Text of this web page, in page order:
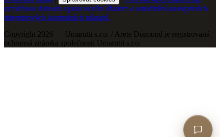
uzavřenou dohodu s puncovním úřadem o umožnění anonymních
internetových kontrolních nákupů.
Copyright 2026 — Umarutti s.r.o. / Arete Diamond je registrovaná
ochranná známka společnosti Umarutti s.r.o.